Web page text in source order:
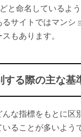
と命名しているよ
サイトではマンシ
もあります。
する際の主な基
な指標をもとに区
ることが多いよう